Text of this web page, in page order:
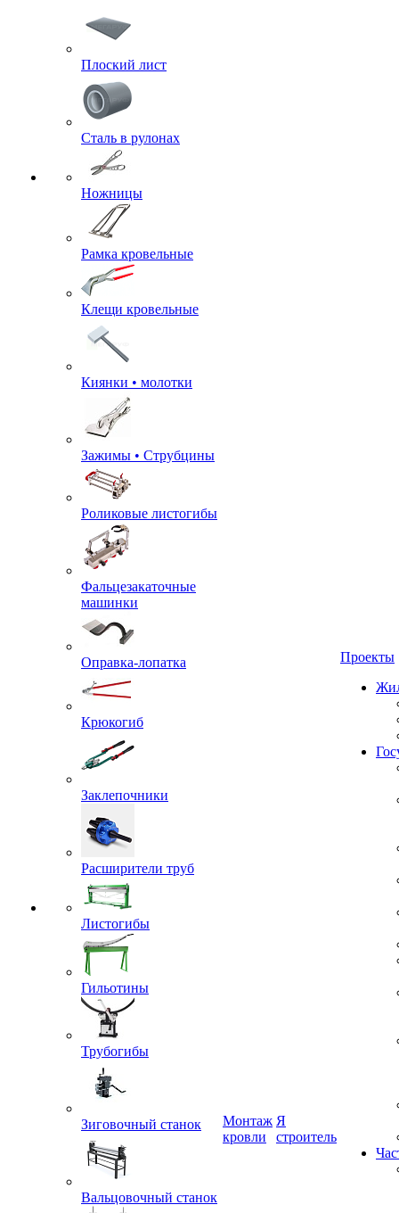
Плоский лист
Сталь в рулонах
Ножницы
Рамка кровельные
Клещи кровельные
Киянки • молотки
Зажимы • Струбцины
Роликовые листогибы
Фальцезакаточные
машинки
Оправка-лопатка
Крюкогиб
Заклепочники
Расширители труб
Листогибы
Гильотины
Трубогибы
Зиговочный станок
Вальцовочный станок
кровли
строитель